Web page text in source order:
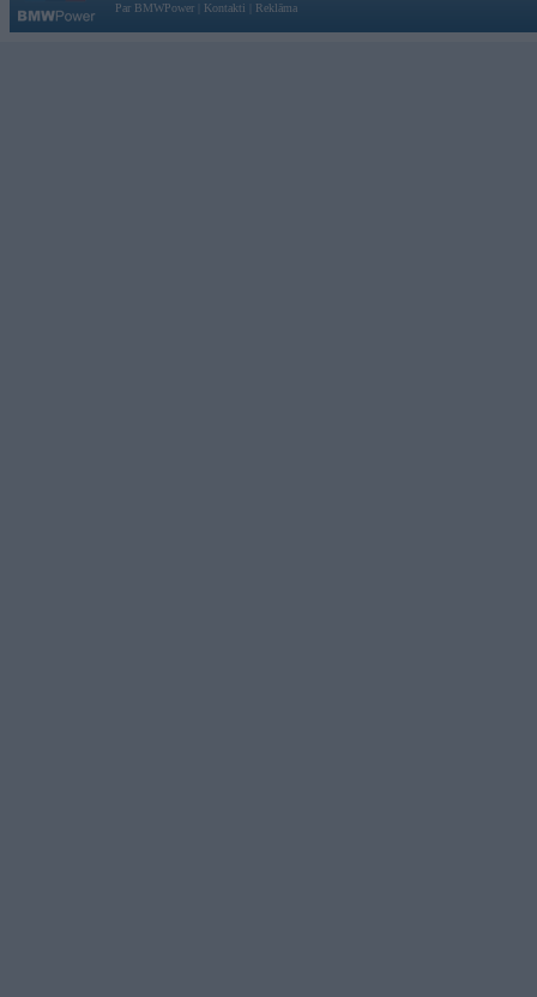
Par BMWPower
Kontakti Reklāma